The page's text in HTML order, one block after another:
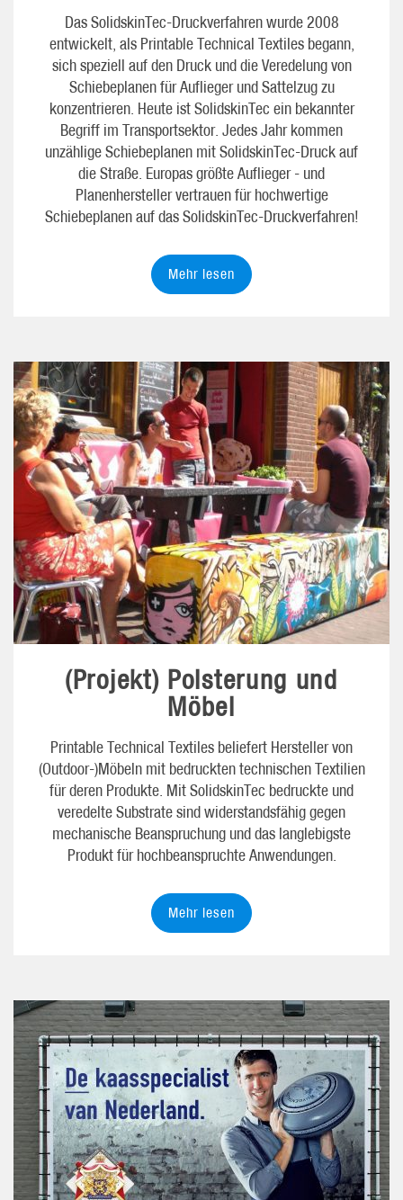
Das SolidskinTec-Druckverfahren wurde 2008
entwickelt, als Printable Technical Textiles begann,
sich speziell auf den Druck und die Veredelung von
Schiebeplanen für Auflieger und Sattelzug zu
konzentrieren. Heute ist SolidskinTec ein bekannter
Begriff im Transportsektor. Jedes Jahr kommen
unzählige Schiebeplanen mit SolidskinTec-Druck auf
die Straße. Europas größte Auflieger - und
Planenhersteller vertrauen für hochwertige
Schiebeplanen auf das SolidskinTec-Druckverfahren!
Mehr lesen
(Projekt) Polsterung und
Möbel
Printable Technical Textiles beliefert Hersteller von
(Outdoor-)Möbeln mit bedruckten technischen Textilien
für deren Produkte. Mit SolidskinTec bedruckte und
veredelte Substrate sind widerstandsfähig gegen
mechanische Beanspruchung und das langlebigste
Produkt für hochbeanspruchte Anwendungen.
Mehr lesen